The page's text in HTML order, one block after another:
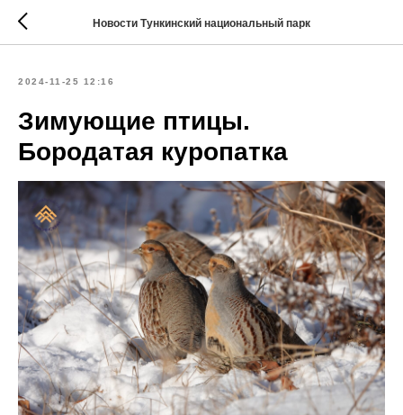
Новости Тункинский национальный парк
2024-11-25 12:16
Зимующие птицы.
Бородатая куропатка